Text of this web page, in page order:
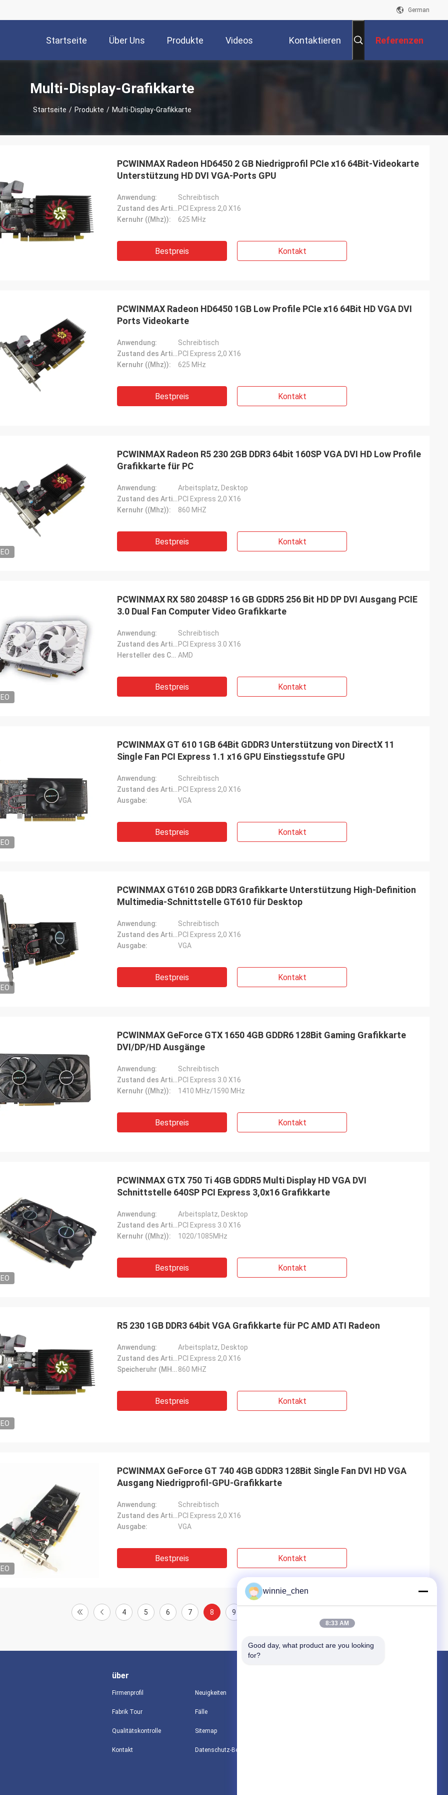
German
Startseite Über Uns Produkte Videos Kontaktieren Referenzen
Multi-Display-Grafikkarte
Startseite / Produkte / Multi-Display-Grafikkarte
Firma!! Sie haben das beste
zum besten Preis!
PCWINMAX Radeon HD6450 2 GB Niedrigprofil PCIe x16 64Bit-Videokarte
Unterstützung HD DVI VGA-Ports GPU
Anwendung:
Schreibtisch
Zustand des Artikels: PCI Express 2,0 X16
Kernuhr ((Mhz)):
625 MHz
Bestpreis Kontakt
PCWINMAX Radeon HD6450 1GB Low Profile PCIe x16 64Bit HD VGA DVI
Ports Videokarte
Anwendung:
Schreibtisch
Zustand des Artikels: PCI Express 2,0 X16
Kernuhr ((Mhz)):
625 MHz
Bestpreis Kontakt
PCWINMAX Radeon R5 230 2GB DDR3 64bit 160SP VGA DVI HD Low Profile
Grafikkarte für PC
Anwendung:
Arbeitsplatz, Desktop
Zustand des Artikels: PCI Express 2,0 X16
Kernuhr ((Mhz)):
860 MHZ
Bestpreis Kontakt
PCWINMAX RX 580 2048SP 16 GB GDDR5 256 Bit HD DP DVI Ausgang PCIE
3.0 Dual Fan Computer Video Grafikkarte
Anwendung:
Schreibtisch
Zustand des Artikels: PCI Express 3.0 X16
Hersteller des Chipsets: AMD
Bestpreis Kontakt
PCWINMAX GT 610 1GB 64Bit GDDR3 Unterstützung von DirectX 11
Single Fan PCI Express 1.1 x16 GPU Einstiegsstufe GPU
Anwendung:
Schreibtisch
Zustand des Artikels: PCI Express 2,0 X16
Ausgabe:
VGA
Bestpreis Kontakt
PCWINMAX GT610 2GB DDR3 Grafikkarte Unterstützung High-Definition
Multimedia-Schnittstelle GT610 für Desktop
Anwendung:
Schreibtisch
Zustand des Artikels: PCI Express 2,0 X16
Ausgabe:
VGA
Bestpreis Kontakt
PCWINMAX GeForce GTX 1650 4GB GDDR6 128Bit Gaming Grafikkarte
DVI/DP/HD Ausgänge
Anwendung:
Schreibtisch
Zustand des Artikels: PCI Express 3.0 X16
Kernuhr ((Mhz)):
1410 MHz/1590 MHz
Bestpreis Kontakt
PCWINMAX GTX 750 Ti 4GB GDDR5 Multi Display HD VGA DVI
Schnittstelle 640SP PCI Express 3,0x16 Grafikkarte
Anwendung:
Arbeitsplatz, Desktop
Zustand des Artikels: PCI Express 3.0 X16
Kernuhr ((Mhz)):
1020/1085MHz
Bestpreis Kontakt
R5 230 1GB DDR3 64bit VGA Grafikkarte für PC AMD ATI Radeon
Anwendung:
Arbeitsplatz, Desktop
Zustand des Artikels: PCI Express 2,0 X16
Speicheruhr (MHZ): 860 MHZ
Bestpreis Kontakt
PCWINMAX GeForce GT 740 4GB GDDR3 128Bit Single Fan DVI HD VGA
Ausgang Niedrigprofil-GPU-Grafikkarte
Anwendung:
Schreibtisch
Zustand des Artikels: PCI Express 2,0 X16
Ausgabe:
VGA
Bestpreis Kontakt
4 5 6 7 8 9
über
Firmenprofil
Fabrik Tour
Qualitätskontrolle
Kontakt
Neuigkeiten
Fälle
Sitemap
winnie_chen
8:33 AM
Good day, what product are you looking
for?